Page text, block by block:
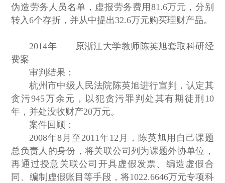
伪造劳务人员名单，虚报劳务费用81.6万元，分别
转入6个存折，并从中提出32.6万元购买理财产品。
2014年——原浙江大学教师陈英旭套取科研经
费案
审判结果：
杭州市中级人民法院陈英旭进行宣判，认定其
贪污945万余元，以犯贪污罪判处其有期徒刑10
年，并处没收财产20万元。
案件回顾：
2008年8月至2011年12月，陈英旭用自己课题
总负责人的身份，将关联公司列为课题外协单位，
再通过授意关联公司开具虚假发票、编造虚假合
同、编制虚假账目等手段，将1022.6646万元专项科